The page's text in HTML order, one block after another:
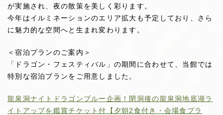
が実施され、夜の散策を美しく彩ります。
今年はイルミネーションのエリア拡大も予定しており、さら
に魅力的な空間へと生まれ変わります。
＜宿泊プランのご案内＞
「ドラゴン・フェスティバル」の期間に合わせて、当館では
特別な宿泊プランをご用意しました。
龍泉洞ナイトドラゴンブルー企画！閉洞後の龍泉洞地底湖ラ
イトアップを鑑賞チケット付【夕朝2食付き・会場食プラ